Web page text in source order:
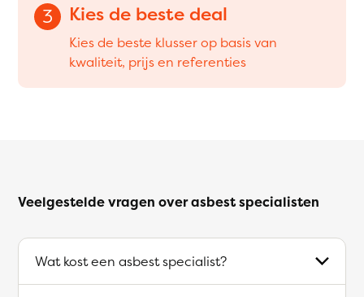
3 Kies de beste deal
Kies de beste klusser op basis van
kwaliteit, prijs en referenties
Veelgestelde vragen over asbest specialisten
Wat kost een asbest specialist?